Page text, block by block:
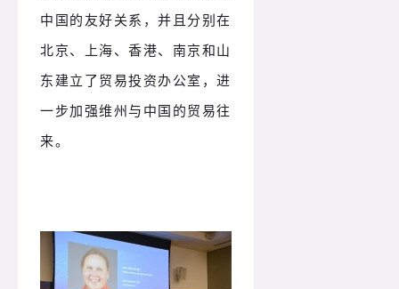
中国的友好关系，并且分别在
北京、上海、香港、南京和山
东建立了贸易投资办公室，进
一步加强维州与中国的贸易往
来。